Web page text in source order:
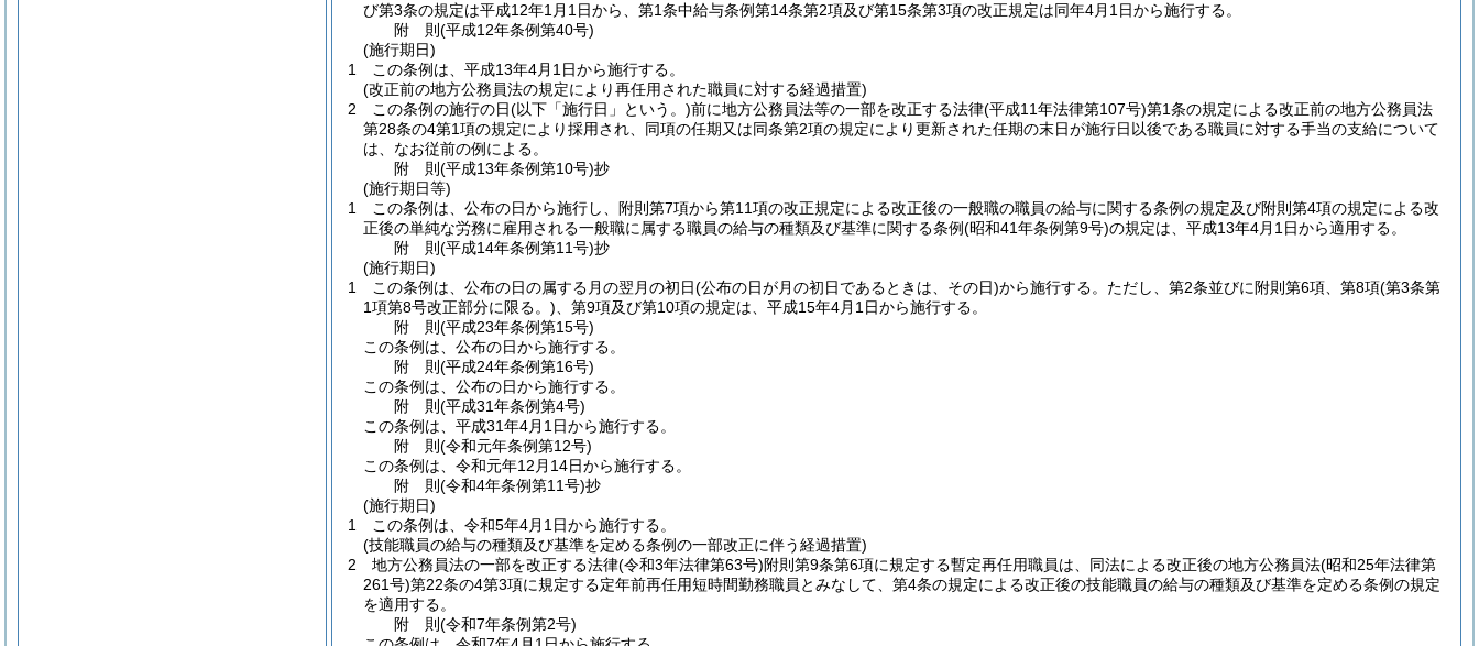
び第3条の規定は平成12年1月1日から、第1条中給与条例第14条第2項及び第15条第3項の改正規定は同年4月1日から施行する。
附 則(平成12年条例第40号)
(施行期日)
1
この条例は、平成13年4月1日から施行する。
(改正前の地方公務員法の規定により再任用された職員に対する経過措置)
2
この条例の施行の日(以下「施行日」という。)前に地方公務員法等の一部を改正する法律(平成11年法律第107号)第1条の規定による改正前の地方公務員法
第28条の4第1項の規定により採用され、同項の任期又は同条第2項の規定により更新された任期の末日が施行日以後である職員に対する手当の支給について
は、なお従前の例による。
附 則(平成13年条例第10号)抄
(施行期日等)
1
この条例は、公布の日から施行し、附則第7項から第11項の改正規定による改正後の一般職の職員の給与に関する条例の規定及び附則第4項の規定による改
正後の単純な労務に雇用される一般職に属する職員の給与の種類及び基準に関する条例(昭和41年条例第9号)の規定は、平成13年4月1日から適用する。
附 則(平成14年条例第11号)抄
(施行期日)
1
この条例は、公布の日の属する月の翌月の初日(公布の日が月の初日であるときは、その日)から施行する。 ただし、第2条並びに附則第6項、第8項(第3条第
1項第8号改正部分に限る。) 、第9項及び第10項の規定は、平成15年4月1日から施行する。
附 則(平成23年条例第15号)
この条例は、公布の日から施行する。
附 則(平成24年条例第16号)
この条例は、公布の日から施行する。
附 則(平成31年条例第4号)
この条例は、平成31年4月1日から施行する。
附 則(令和元年条例第12号)
この条例は、令和元年12月14日から施行する。
附 則(令和4年条例第11号)抄
(施行期日)
1
この条例は、令和5年4月1日から施行する。
(技能職員の給与の種類及び基準を定める条例の一部改正に伴う経過措置)
2
地方公務員法の一部を改正する法律(令和3年法律第63号)附則第9条第6項に規定する暫定再任用職員は、同法による改正後の地方公務員法(昭和25年法律第
261号)第22条の4第3項に規定する定年前再任用短時間勤務職員とみなして、第4条の規定による改正後の技能職員の給与の種類及び基準を定める条例の規定
を適用する。
附 則(令和7年条例第2号)